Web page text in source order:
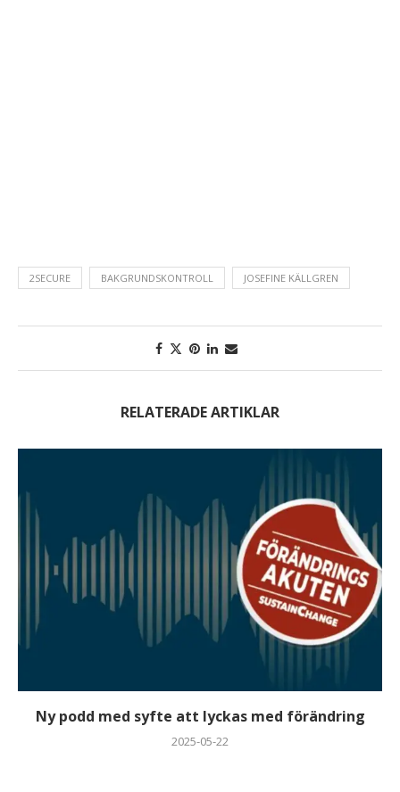
2SECURE BAKGRUNDSKONTROLL JOSEFINE KÄLLGREN
RELATERADE ARTIKLAR
Ny podd med syfte att lyckas med förändring
2025-05-22